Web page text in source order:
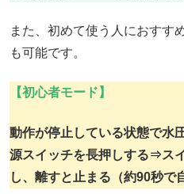
また、初めて使う人におすす
も可能です。
【初心者モード】
動作が停止している状態で水
源スイッチを長押しする⇒ス
し、離すと止まる（約90秒で